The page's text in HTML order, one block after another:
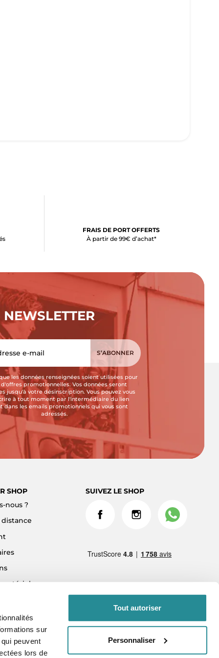
sur
peuvent
lors de
Tout autoriser
Personnaliser
FRAIS DE PORT OFFERTS
À partir de 99€ d’achat*
NEWSLETTER
les données renseignées soient utilisées pour
d'offres promotionnelles. Vos données seront
jusqu'à votre désinscription. Vous pouvez vous
à tout moment par l'intermédiaire du lien
dans les emails promotionnels qui vous sont
adressés.
SHOP
nous ?
distance
matériel
SUIVEZ LE SHOP